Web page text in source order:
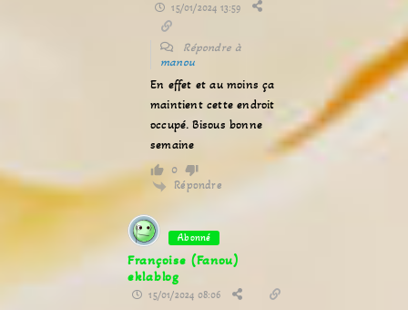
15/01/2024 13:59
Répondre à
manou
En effet et au moins ça
maintient cette endroit
occupé. Bisous bonne
semaine
0
Répondre
Abonné
Françoise (Fanou)
eklablog
15/01/2024 08:06